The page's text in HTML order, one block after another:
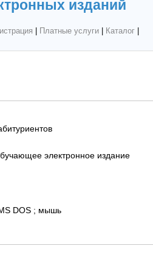
изданий
Платные услуги| Каталог|
электронное издание
DOS ; мышь